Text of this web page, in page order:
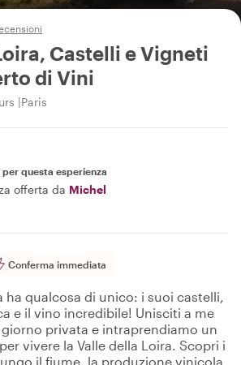
Castelli e Vigneti
di Vini
Paris
per questa esperienza
offerta da Michel
Conferma immediata
ha qualcosa di unico: i suoi castelli,
e il vino incredibile! Unisciti a me
privata e intraprendiamo un
vivere la Valle della Loira. Scopri i
il fiume, la produzione vinicola